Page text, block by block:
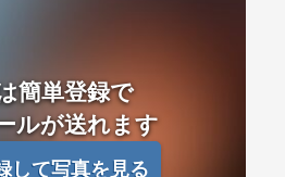
簡単登録で
ルが送れます
して写真を見る